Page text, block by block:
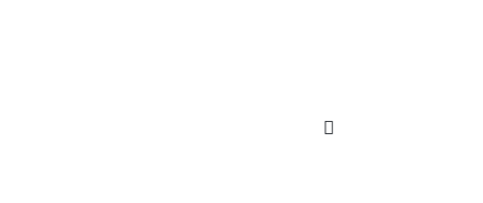
